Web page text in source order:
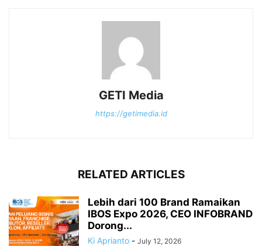
GETI Media
https://getimedia.id
RELATED ARTICLES
Lebih dari 100 Brand Ramaikan
IBOS Expo 2026, CEO INFOBRAND
Dorong...
Ki Aprianto - July 12, 2026